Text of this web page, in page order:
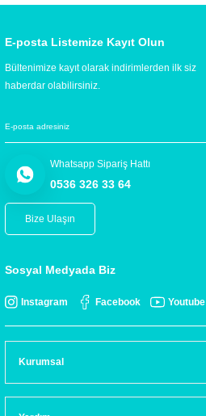
E-posta Listemize Kayıt Olun
Bültenimize kayıt olarak indirimlerden ilk siz
haberdar olabilirsiniz.
Whatsapp Sipariş Hattı
0536 326 33 64
Bize Ulaşın
Sosyal Medyada Biz
Instagram Facebook Youtube
Kurumsal